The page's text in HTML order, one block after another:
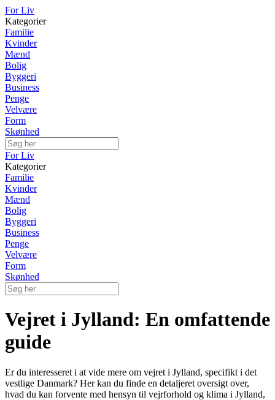
For Liv
Kategorier
Familie
Kvinder
Mænd
Bolig
Byggeri
Business
Penge
Velvære
Form
Skønhed
For Liv
Kategorier
Familie
Kvinder
Mænd
Bolig
Byggeri
Business
Penge
Velvære
Form
Skønhed
Vejret i Jylland: En omfattende
guide
Er du interesseret i at vide mere om vejret i Jylland, specifikt i det
vestlige Danmark? Her kan du finde en detaljeret oversigt over,
hvad du kan forvente med hensyn til vejrforhold og klima i Jylland,